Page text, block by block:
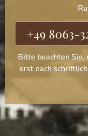
+49 8063-
Bitte beachten
erst nach